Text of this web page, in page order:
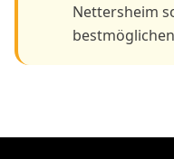
Nettersheim